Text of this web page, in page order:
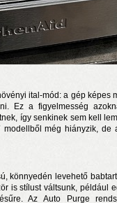
ital-mód: a gép képes
Ez a figyelmesség
így senkinek sem kell
még hiányzik, de
könnyedén levehető
is stílust váltsunk, például
Az Auto Purge